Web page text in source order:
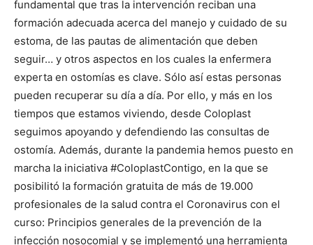
fundamental que tras la intervención reciban una
formación adecuada acerca del manejo y cuidado de su
estoma, de las pautas de alimentación que deben
seguir… y otros aspectos en los cuales la enfermera
experta en ostomías es clave. Sólo así estas personas
pueden recuperar su día a día. Por ello, y más en los
tiempos que estamos viviendo, desde Coloplast
seguimos apoyando y defendiendo las consultas de
ostomía. Además, durante la pandemia hemos puesto en
marcha la iniciativa #ColoplastContigo, en la que se
posibilitó la formación gratuita de más de 19.000
profesionales de la salud contra el Coronavirus con el
curso: Principios generales de la prevención de la
infección nosocomial y se implementó una herramienta